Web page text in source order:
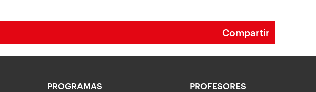
Compartir
PROGRAMAS PROFESORES